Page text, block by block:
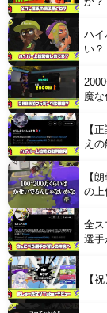
ハイ
い？
魔
【
え
【
の上
全ス
選手
【